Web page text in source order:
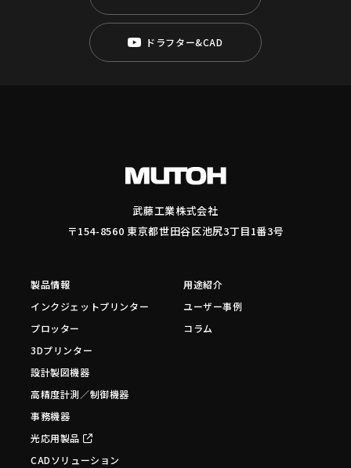
ドラフター&CAD
武藤工業株式会社
〒154-8560 東京都世田谷区池尻3丁目1番3号
製品情報
インクジェットプリンター
プロッター
3Dプリンター
設計製図機器
高精度計測／制御機器
事務機器
光応用製品
CADソリューション
用途紹介
ユーザー事例
コラム